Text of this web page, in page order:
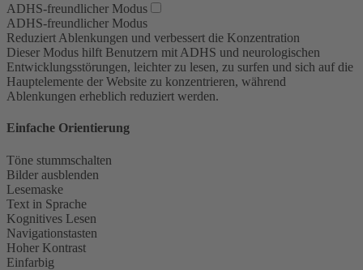
ADHS-freundlicher Modus
ADHS-freundlicher Modus
Reduziert Ablenkungen und verbessert die Konzentration
Dieser Modus hilft Benutzern mit ADHS und neurologischen
Entwicklungsstörungen, leichter zu lesen, zu surfen und sich auf die
Hauptelemente der Website zu konzentrieren, während
Ablenkungen erheblich reduziert werden.
Einfache Orientierung
Töne stummschalten
Bilder ausblenden
Lesemaske
Text in Sprache
Kognitives Lesen
Navigationstasten
Hoher Kontrast
Einfarbig